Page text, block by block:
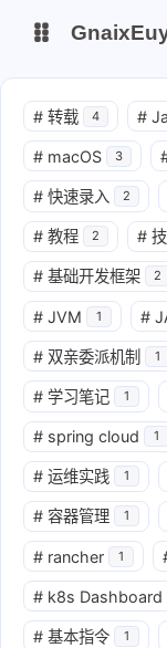
主页
站点运行监测
it-tools工具集
爱国学习平台(暂时关闭)
# 转载 4 #
# macOS 3
# 快速录入 2
# 教程 2 #
# 基础开发框架 2
# JVM 1 #
# 双亲委派机制 1
# 学习笔记 1
# spring cloud 1
# 运维实践 1
# 容器管理 1
# rancher 1
# k8s Dashboard
# 基本指令 1